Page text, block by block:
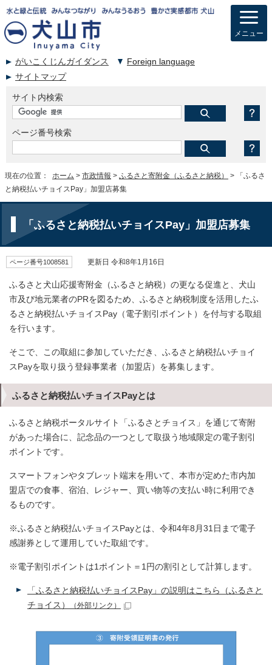
がいこくじんガイダンス
Foreign language
サイトマップ
サイト内検索
ページ番号検索
メニュー
現在の位置： ホーム > 市政情報 > ふるさと寄附金（ふるさと納税）
> 「ふるさ
と納税払いチョイスPay」加盟店募集
「ふるさと納税払いチョイスPay」加盟店募集
ページ番号1008581 更新日 令和8年1月16日
ふるさと犬山応援寄附金（ふるさと納税）の更なる促進と、犬山
市及び地元業者のPRを図るため、ふるさと納税制度を活用したふ
るさと納税払いチョイスPay（電子割引ポイント）を付与する取組
を行います。
そこで、この取組に参加していただき、ふるさと納税払いチョイ
スPayを取り扱う登録事業者（加盟店）を募集します。
ふるさと納税払いチョイスPayとは
ふるさと納税ポータルサイト「ふるさとチョイス」を通じて寄附
があった場合に、記念品の一つとして取扱う地域限定の電子割引
ポイントです。
スマートフォンやタブレット端末を用いて、本市が定めた市内加
盟店での食事、宿泊、レジャー、買い物等の支払い時に利用でき
るものです。
※ふるさと納税払いチョイスPayとは、令和4年8月31日まで電子
感謝券として運用していた取組です。
※電子割引ポイントは1ポイント＝1円の割引として計算します。
「ふるさと納税払いチョイスPay」の説明はこちら（ふるさと
チョイス）
（外部リンク）